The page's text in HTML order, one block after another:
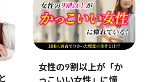
女性の9割以上が「か